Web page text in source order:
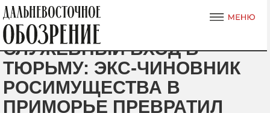
СЛУЖЕБНЫЙ ВХОД В
ТЮРЬМУ: ЭКС-ЧИНОВНИК
РОСИМУЩЕСТВА В
ПРИМОРЬЕ ПРЕВРАТИЛ